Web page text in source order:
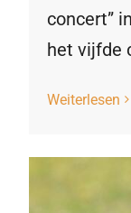
concert”
het vijfde
Weiterlesen